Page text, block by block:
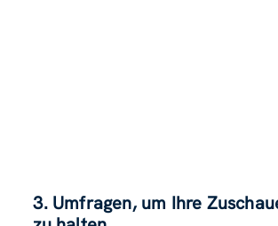
3. Umfragen, um Ihre